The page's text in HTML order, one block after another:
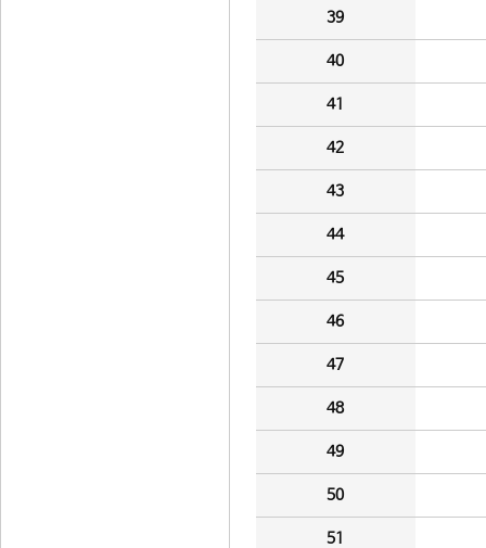
39
40
41
42
43
44
45
46
47
48
49
50
51